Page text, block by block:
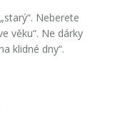
Neberete
věku“. Ne dárky
klidné dny“.